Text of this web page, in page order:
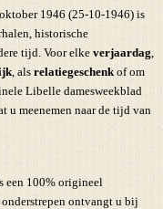
1946 (25-10-1946) is
historische
tijd. Voor elke verjaardag
, als relatiegeschenk of om
Libelle damesweekblad
u meenemen naar de tijd van
een 100% origineel
ontvangt u bij